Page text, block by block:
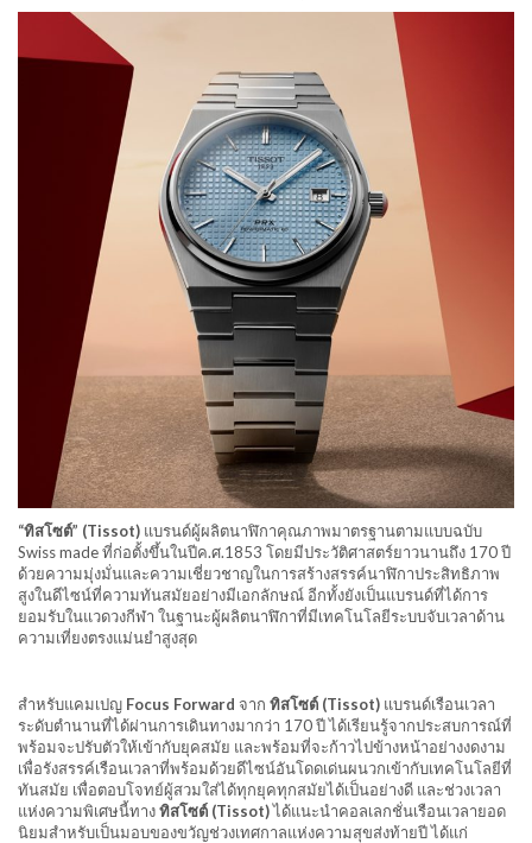
“ทิสโซต์” (Tissot) แบรนด์ผู้ผลิตนาฬิกาคุณภาพมาตรฐานตามแบบฉบับ
Swiss made ที่ก่อตั้งขึ้นในปีค.ศ.1853 โดยมีประวัติศาสตร์ยาวนานถึง 170 ปี
ด้วยความมุ่งมั่นและความเชี่ยวชาญในการสร้างสรรค์นาฬิกาประสิทธิภาพ
สูงในดีไซน์ที่ความทันสมัยอย่างมีเอกลักษณ์ อีกทั้งยังเป็นแบรนด์ที่ได้การ
ยอมรับในแวดวงกีฬา ในฐานะผู้ผลิตนาฬิกาที่มีเทคโนโลยีระบบจับเวลาด้าน
ความเที่ยงตรงแม่นยำสูงสุด
สำหรับแคมเปญ Focus Forward จาก ทิสโซต์ (Tissot) แบรนด์เรือนเวลา
ระดับตำนานที่ได้ผ่านการเดินทางมากว่า 170 ปี ได้เรียนรู้จากประสบการณ์ที่
พร้อมจะปรับตัวให้เข้ากับยุคสมัย และพร้อมที่จะก้าวไปข้างหน้าอย่างงดงาม
เพื่อรังสรรค์เรือนเวลาที่พร้อมด้วยดีไซน์อันโดดเด่นผนวกเข้ากับเทคโนโลยีที่
ทันสมัย เพื่อตอบโจทย์ผู้สวมใส่ได้ทุกยุคทุกสมัยได้เป็นอย่างดี และช่วงเวลา
แห่งความพิเศษนี้ทางทิสโซต์ (Tissot)ได้แนะนำคอลเลกชั่นเรือนเวลายอด
นิยมสำหรับเป็นมอบของขวัญช่วงเทศกาลแห่งความสุขส่งท้ายปี ได้แก่